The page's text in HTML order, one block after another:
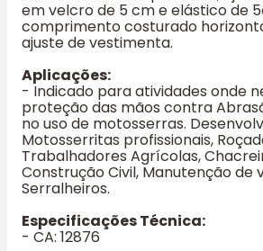
em velcro de 5 cm e elástico de
comprimento costurado
ajuste de vestimenta.
Aplicações:
- Indicado para atividades onde
proteção das mãos contra
no uso de motosserras.
Motosserritas profissionais,
Trabalhadores Agrícolas,
Construção Civil, Manutenção de
Serralheiros.
Especificações Técnica:
- CA: 12876